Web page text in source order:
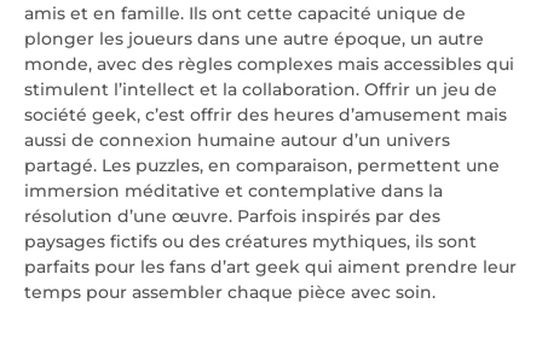
amis et en famille. Ils ont cette capacité unique de
plonger les joueurs dans une autre époque, un autre
monde, avec des règles complexes mais accessibles qui
stimulent l’intellect et la collaboration. Offrir un jeu de
société geek, c’est offrir des heures d’amusement mais
aussi de connexion humaine autour d’un univers
partagé. Les puzzles, en comparaison, permettent une
immersion méditative et contemplative dans la
résolution d’une œuvre. Parfois inspirés par des
paysages fictifs ou des créatures mythiques, ils sont
parfaits pour les fans d’art geek qui aiment prendre leur
temps pour assembler chaque pièce avec soin.